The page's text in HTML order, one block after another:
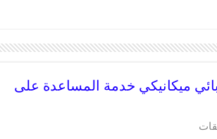
ورشة كهربائي ميكانيكي خدمة المساعدة على